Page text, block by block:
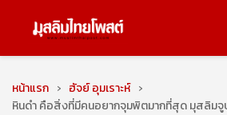
หน้าแรก › ฮัจย์ อุมเราะห์ ›
หินดำ คือสิ่งที่มีคนอยากจุมพิตมากที่สุด มุสลิมจู